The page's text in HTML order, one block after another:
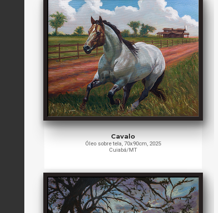
Cavalo
Óleo sobre tela, 70x90cm, 2025
Cuiabá/MT